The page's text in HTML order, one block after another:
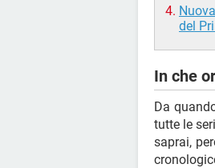
del
In che
Da
tutte le
saprai,